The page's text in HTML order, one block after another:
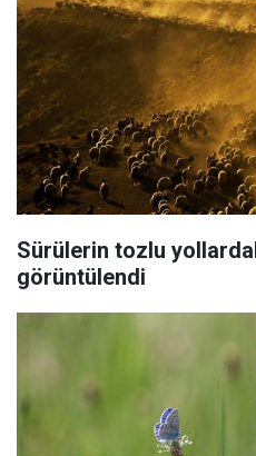
Sürülerin tozlu
görüntülendi